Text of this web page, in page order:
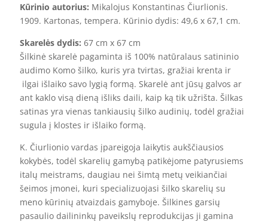
Kūrinio autorius: Mikalojus Konstantinas Čiurlionis.
1909. Kartonas, tempera. Kūrinio dydis: 49,6 x 67,1 cm.
Skarelės dydis: 67 cm x 67 cm
Šilkinė skarelė pagaminta iš 100% natūralaus satininio
audimo Komo šilko, kuris yra tvirtas, gražiai krenta ir
ilgai išlaiko savo lygią formą. Skarelė ant jūsų galvos ar
ant kaklo visą dieną išliks daili, kaip ką tik užrišta. Šilkas
satinas yra vienas tankiausių šilko audinių, todėl gražiai
sugula į klostes ir išlaiko formą.
K. Čiurlionio vardas įpareigoja laikytis aukščiausios
kokybės, todėl skarelių gamybą patikėjome patyrusiems
italų meistrams, daugiau nei šimtą metų veikiančiai
šeimos įmonei, kuri specializuojasi šilko skarelių su
meno kūrinių atvaizdais gamyboje. Šilkines garsių
pasaulio dailininkų paveikslų reprodukcijas ji gamina